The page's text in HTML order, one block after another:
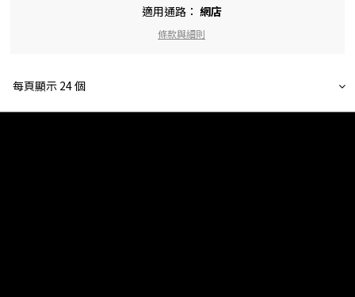
適用通路： 網店
條款與細則
每頁顯示 24 個